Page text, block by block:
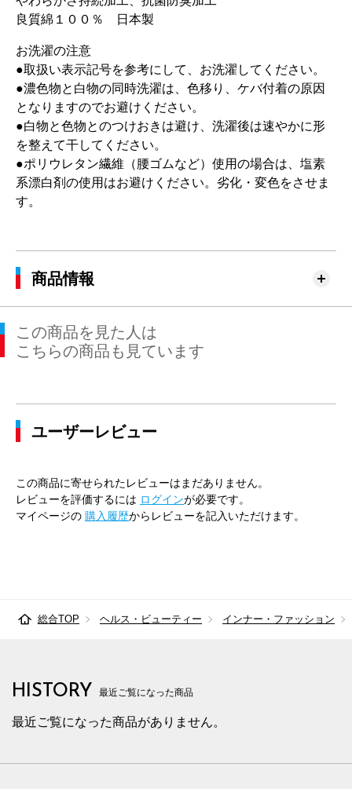
良質綿１００％ 日本製
お洗濯の注意
●取扱い表示記号を参考にして、お洗濯してください。
●濃色物と白物の同時洗濯は、色移り、ケバ付着の原因
となりますのでお避けください。
●白物と色物とのつけおきは避け、洗濯後は速やかに形
を整えて干してください。
●ポリウレタン繊維（腰ゴムなど）使用の場合は、塩素
系漂白剤の使用はお避けください。劣化・変色をさせま
す。
商品情報
この商品を見た人は
こちらの商品も見ています
ユーザーレビュー
この商品に寄せられたレビューはまだありません。
レビューを評価するには ログインが必要です。
マイページの 購入履歴からレビューを記入いただけます。
総合TOP ヘルス・ビューティー インナー・ファッション
HISTORY 最近ご覧になった商品
最近ご覧になった商品がありません。